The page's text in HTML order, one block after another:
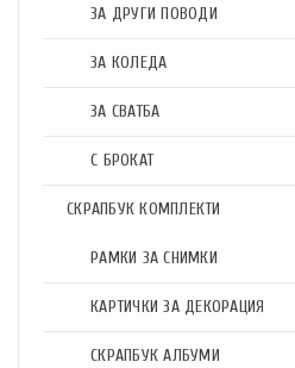
ЗА ДРУГИ ПОВОДИ
ЗА КОЛЕДА
ЗА СВАТБА
С БРОКАТ
СКРАПБУК КОМПЛЕКТИ
РАМКИ ЗА СНИМКИ
КАРТИЧКИ ЗА ДЕКОРАЦИЯ
СКРАПБУК АЛБУМИ